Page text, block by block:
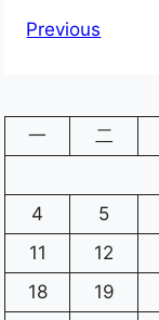
Previous
一
二
4
5
11
12
18
19